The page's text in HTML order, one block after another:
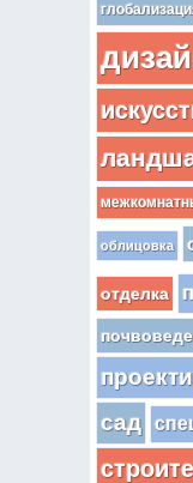
облицовка
отделка
сад